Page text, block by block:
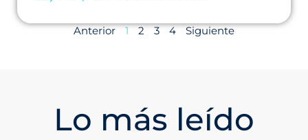
Anterior 1 2 3 4 Siguiente
Lo más leído